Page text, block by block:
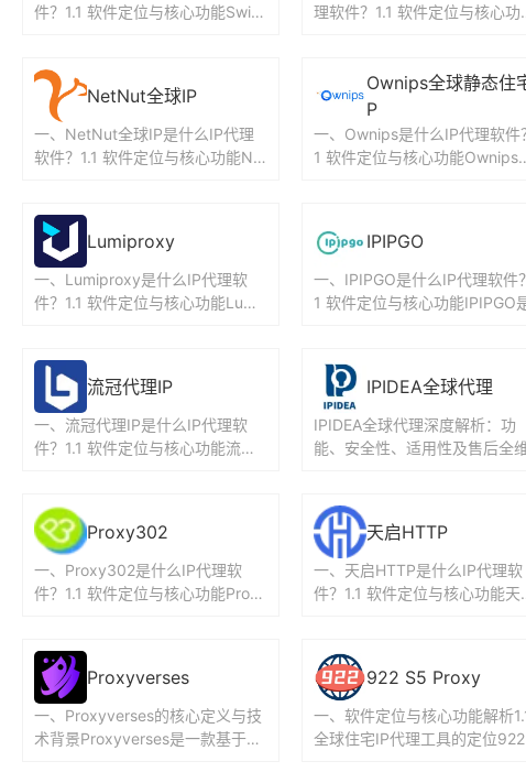
件？1.1 软件定位与核心功能Swift
理软件？1.1 软件定位与核心功
NetNut全球IP
一、NetNut全球IP是什么IP代理
软件？1.1 软件定位与核心功能Ne
Ownips全球静态住
P
一、Ownips是什么IP代理软件
1 软件定位与核心功能Ownips
Lumiproxy
一、Lumiproxy是什么IP代理软
件？1.1 软件定位与核心功能Lumi
IPIPGO
一、IPIPGO是什么IP代理软件
1 软件定位与核心功能IPIPGO
流冠代理IP
一、流冠代理IP是什么IP代理软
件？1.1 软件定位与核心功能流冠
IPIDEA全球代理
IPIDEA全球代理深度解析：功
能、安全性、适用性及售后全
Proxy302
一、Proxy302是什么IP代理软
件？1.1 软件定位与核心功能Prox
天启HTTP
一、天启HTTP是什么IP代理软
件？1.1 软件定位与核心功能天
Proxyverses
一、Proxyverses的核心定义与技
术背景Proxyverses是一款基于代
922 S5 Proxy
一、软件定位与核心功能解析
全球住宅IP代理工具的定位922